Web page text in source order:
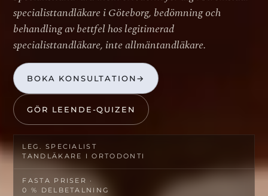
specialisttandläkare i Göteborg, bedömning och
behandling av bettfel hos legitimerad
specialisttandläkare, inte allmäntandläkare.
BOKA KONSULTATION→
GÖR LEENDE-QUIZEN
LEG. SPECIALIST­
TANDLÄKARE I ORTODONTI
FASTA PRISER ·
0 % DELBETALNING